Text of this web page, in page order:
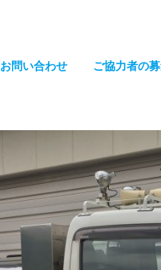
お問い合わせ ご協力者の